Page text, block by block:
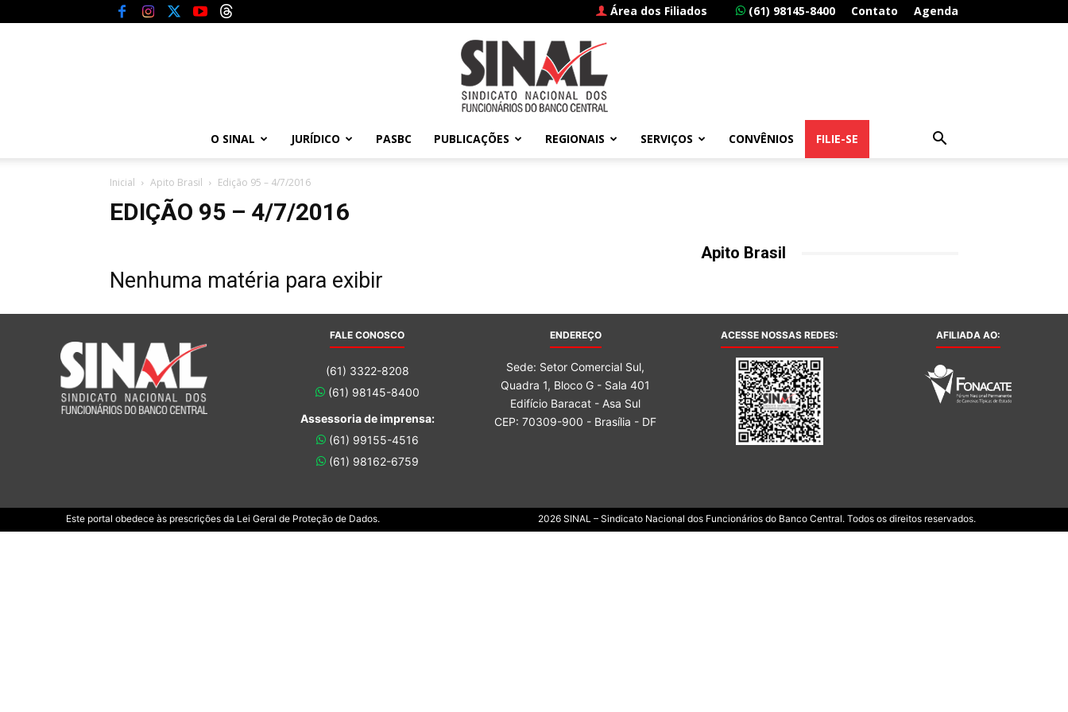
Área dos Filiados (61) 98145-8400 Contato Agenda
Sindicato
O SINAL JURÍDICO PASBC PUBLICAÇÕES REGIONAIS SERVIÇOS CONVÊNIOS FILIE-SE
Inicial Apito Brasil Edição 95 – 4/7/2016
EDIÇÃO 95 – 4/7/2016
Nenhuma matéria para exibir
Apito Brasil
FALE CONOSCO
(61) 3322-8208
(61) 98145-8400
Assessoria de imprensa:
(61) 99155-4516
(61) 98162-6759
ENDEREÇO
Sede: Setor Comercial Sul,
Quadra 1, Bloco G - Sala 401
Edifício Baracat - Asa Sul
CEP: 70309-900 - Brasília - DF
ACESSE NOSSAS REDES: AFILIADA AO:
Este portal obedece às prescrições da Lei Geral de Proteção de Dados. 2026 SINAL – Sindicato Nacional dos Funcionários do Banco Central. Todos os direitos reservados.